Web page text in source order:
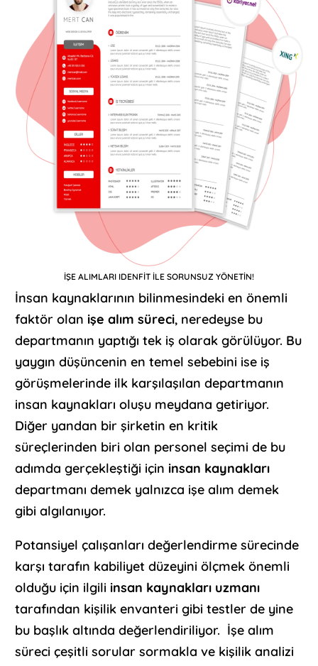
İŞE ALIMLARI IDENFİT İLE SORUNSUZ YÖNETİN!
İnsan kaynaklarının bilinmesindeki en önemli
faktör olan işe alım süreci, neredeyse bu
departmanın yaptığı tek iş olarak görülüyor. Bu
yaygın düşüncenin en temel sebebini ise iş
görüşmelerinde ilk karşılaşılan departmanın
insan kaynakları oluşu meydana getiriyor.
Diğer yandan bir şirketin en kritik
süreçlerinden biri olan personel seçimi de bu
adımda gerçekleştiği için insan kaynakları
departmanı demek yalnızca işe alım demek
gibi algılanıyor.
Potansiyel çalışanları değerlendirme sürecinde
karşı tarafın kabiliyet düzeyini ölçmek önemli
olduğu için ilgili insan kaynakları uzmanı
tarafından kişilik envanteri gibi testler de yine
bu başlık altında değerlendiriliyor. İşe alım
süreci çeşitli sorular sormakla ve kişilik analizi